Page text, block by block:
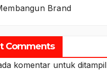
Brand
Comments
komentar untuk